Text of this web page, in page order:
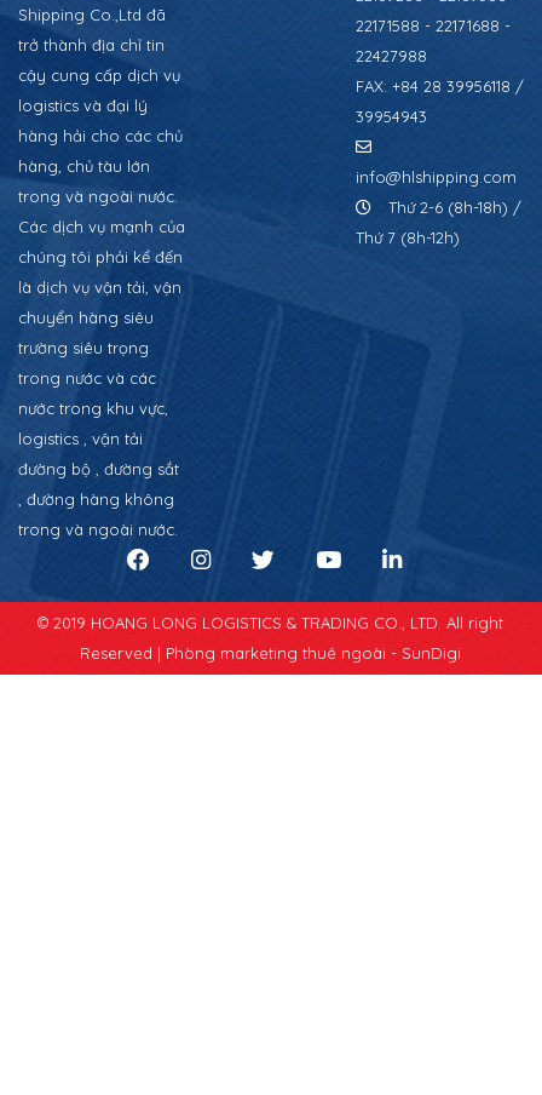
Shipping Co.,Ltd đã
trở thành địa chỉ tin
cậy cung cấp dịch vụ
logistics và đại lý
hàng hải cho các chủ
hàng, chủ tàu lớn
trong và ngoài nước.
Các dịch vụ mạnh của
chúng tôi phải kể đến
là dịch vụ vận tải, vận
chuyển hàng siêu
trường siêu trọng
trong nước và các
nước trong khu vực,
logistics , vận tải
đường bộ , đường sắt
, đường hàng không
trong và ngoài nước.
22171588 - 22171688 -
22427988
FAX: +84 28 39956118 /
39954943
info@hlshipping.com
Thứ 2-6 (8h-18h) /
Thứ 7 (8h-12h)
© 2019 HOANG LONG LOGISTICS & TRADING CO., LTD. All right
Reserved | Phòng marketing thuê ngoài - SunDigi